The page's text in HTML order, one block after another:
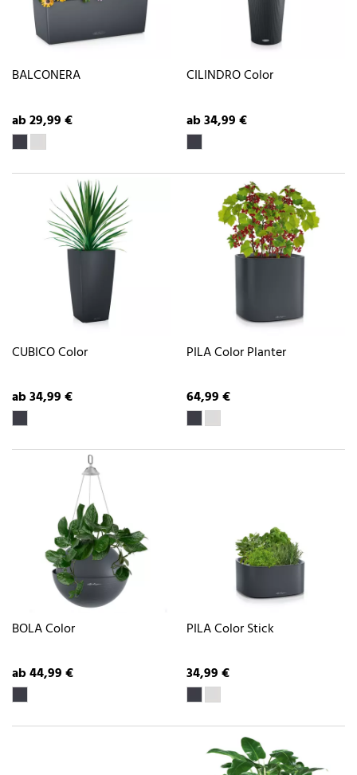
BALCONERA
ab 29,99 €
CILINDRO Color
ab 34,99 €
CUBICO Color
ab 34,99 €
PILA Color Planter
64,99 €
BOLA Color
ab 44,99 €
PILA Color Stick
34,99 €